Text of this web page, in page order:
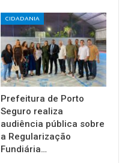
CIDADANIA
Prefeitura de Porto
Seguro realiza
audiência pública sobre
a Regularização
Fundiária…